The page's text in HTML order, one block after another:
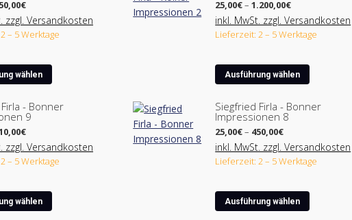
€Preisspanne:
25,00€
bis
450,00€
zzgl. Versandkosten
– 5 Werktage
wählen
Dieses
Produkt
auf.
Die
können
auf
25,00€–1.200,00€Preisspanne:
25,00€
bis
1.200,00€
inkl. MwSt. zzgl. Versandkosten
Lieferzeit: 2 – 5 Werktage
Ausführung wählen
Dieses
Produkt
auf.
Die
können
auf
- Bonner
9
€Preisspanne:
25,00€
bis
210,00€
zzgl. Versandkosten
– 5 Werktage
wählen
Dieses
Produkt
Siegfried Firla - Bonner
Impressionen 8
25,00€– 450,00€Preisspanne:
25,00€
bis
450,00€
inkl. MwSt. zzgl. Versandkosten
Lieferzeit: 2 – 5 Werktage
Ausführung wählen
Dieses
Produkt